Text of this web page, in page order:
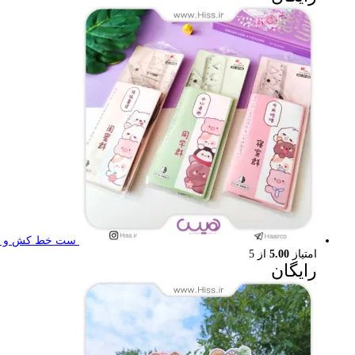
ست خط کش و
امتیاز 5.00 از 5
رایگان